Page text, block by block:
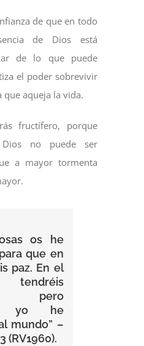
de que en todo
de Dios está
de lo que puede
el poder sobrevivir
que aqueja la vida.
fructífero, porque
no puede ser
a mayor tormenta
os he
que en
paz. En el
tendréis
pero
yo he
mundo” –
(RV1960).